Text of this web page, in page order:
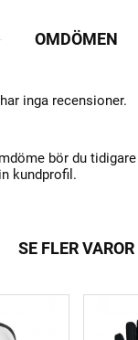
OMDÖMEN
bör du
kundprofil.
inga recensioner.
SE FLER VAROR